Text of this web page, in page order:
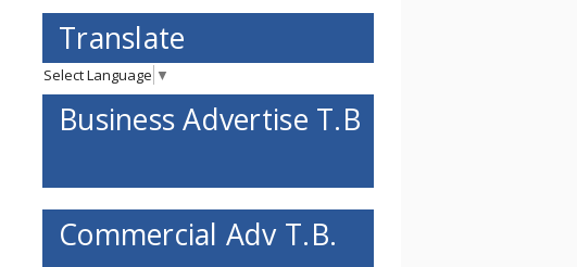
Translate
Select Language ▼
Business Advertise T.B
Commercial Adv T.B.